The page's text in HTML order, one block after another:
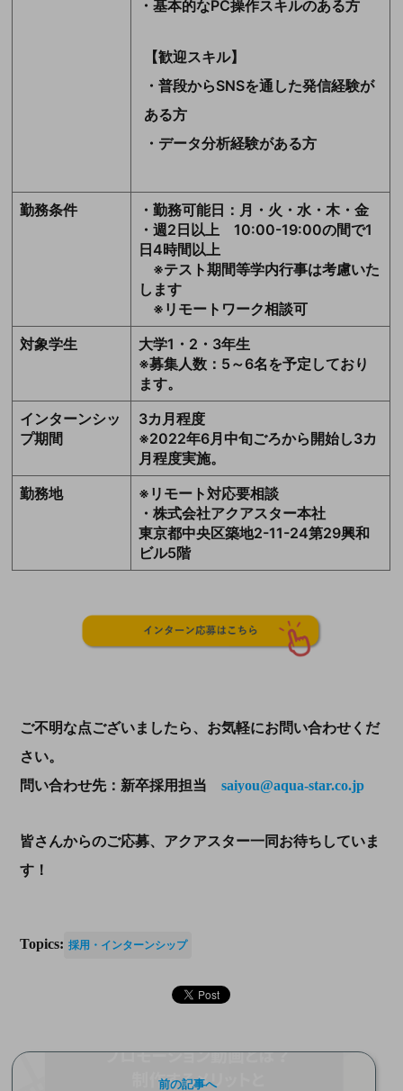
・基本的なPC操作スキルのある方
【歓迎スキル】
・普段からSNSを通した発信経験が
ある方
・データ分析経験がある方
勤務条件
・勤務可能日：月・火・水・木・金
・週2日以上 10:00-19:00の間で1
日4時間以上
※テスト期間等学内行事は考慮いた
します
※リモートワーク相談可
対象学生
大学1・2・3年生
※募集人数：5～6名を予定しており
ます。
インターンシッ
プ期間
3カ月程度
※2022年6月中旬ごろから開始し3カ
月程度実施。
勤務地
※リモート対応要相談
・株式会社アクアスター本社
東京都中央区築地2-11-24第29興和
ビル5階
ご不明な点ございましたら、お気軽にお問い合わせくだ
さい。
問い合わせ先：新卒採用担当 saiyou@aqua-star.co.jp
皆さんからのご応募、アクアスター一同お待ちしていま
す！
Topics: 採用・インターンシップ
前の記事へ